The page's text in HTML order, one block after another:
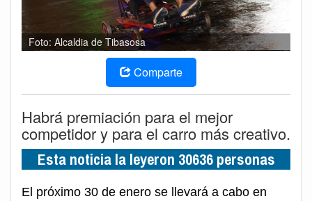
Foto: Alcaldia de Tibasosa
Comparte
Habrá premiación para el mejor
competidor y para el carro más creativo.
Esta noticia la leyeron 30636 personas
El próximo 30 de enero se llevará a cabo en